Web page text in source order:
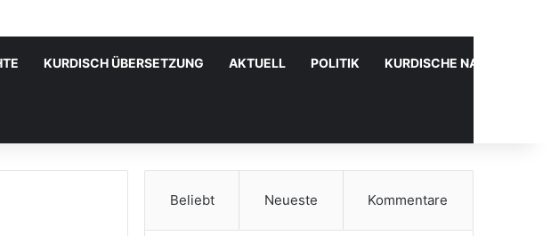
KURDISCH ÜBERSETZUNG AKTUELL POLITIK KURDISCHE
Beliebt Neueste Kommentare